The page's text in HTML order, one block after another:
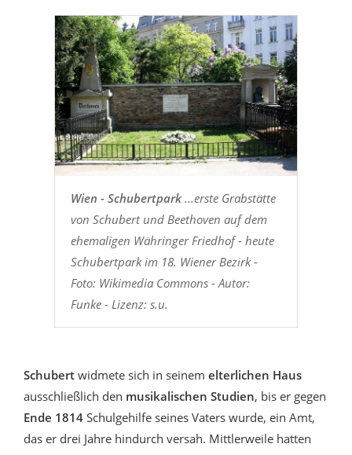
Wien - Schubertpark...erste Grabstätte
von Schubert und Beethoven auf dem
ehemaligen Währinger Friedhof - heute
Schubertpark im 18. Wiener Bezirk -
Foto: Wikimedia Commons - Autor:
Funke - Lizenz: s.u.
Schubert widmete sich in seinem elterlichen Haus
ausschließlich den musikalischen Studien, bis er gegen
Ende 1814 Schulgehilfe seines Vaters wurde, ein Amt,
das er drei Jahre hindurch versah. Mittlerweile hatten